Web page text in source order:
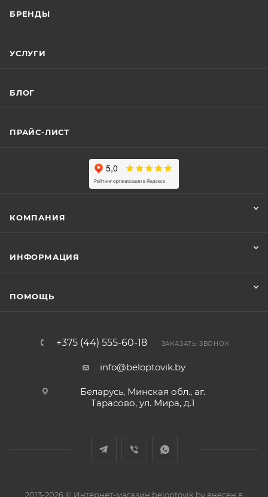
БРЕНДЫ
УСЛУГИ
БЛОГ
ПРАЙС-ЛИСТ
КОМПАНИЯ
ИНФОРМАЦИЯ
ПОМОЩЬ
+375 (44) 555-60-18 ЗАКАЗАТЬ ЗВОНОК
info@beloptovik.by
Беларусь, Минская обл., аг.
Тарасово, ул. Мира, д.1
2013-2026 © Интернет-магазин beloptovik.by внесен в